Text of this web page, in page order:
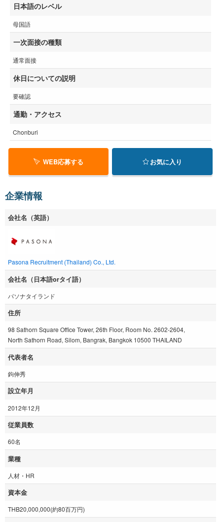
日本語のレベル
母国語
一次面接の種類
通常面接
休日についての説明
要確認
通勤・アクセス
Chonburi
WEB応募する お気に入り
企業情報
会社名（英語）
Pasona Recruitment (Thailand) Co., Ltd.
会社名（日本語orタイ語）
パソナタイランド
住所
98 Sathorn Square Office Tower, 26th Floor, Room No. 2602-2604,
North Sathorn Road, Silom, Bangrak, Bangkok 10500 THAILAND
代表者名
鉤伸秀
設立年月
2012年12月
従業員数
60名
業種
人材・HR
資本金
THB20,000,000(約80百万円)